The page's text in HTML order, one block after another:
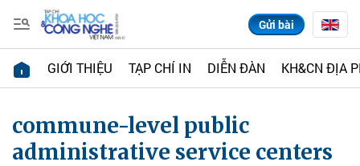
Gửi bài
GIỚI THIỆU TẠP CHÍ IN DIỄN ĐÀN KH&CN ĐỊA
commune-level public
administrative service centers